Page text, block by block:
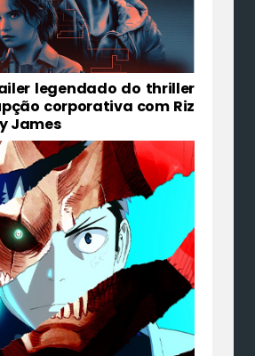
legendado do thriller
corporativa com Riz
James